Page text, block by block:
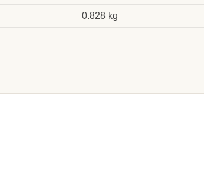
Moyo Montessori
Kontrolní mapa - Severní
0.828 kg